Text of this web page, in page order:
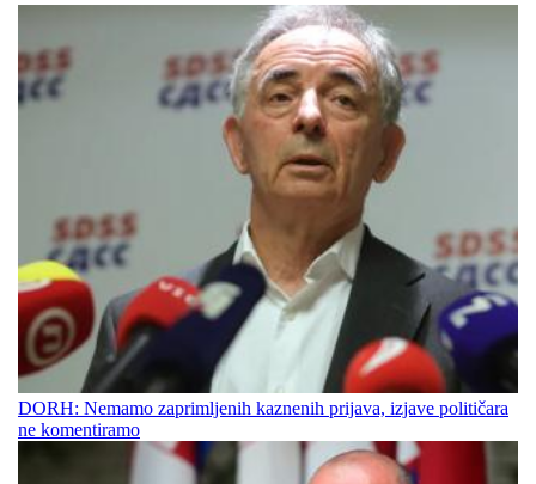
DORH: Nemamo zaprimljenih kaznenih prijava, izjave političara
ne komentiramo